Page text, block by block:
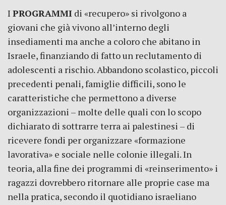
I PROGRAMMI di «recupero» si rivolgono a
giovani che già vivono all’interno degli
insediamenti ma anche a coloro che abitano in
Israele, finanziando di fatto un reclutamento di
adolescenti a rischio. Abbandono scolastico, piccoli
precedenti penali, famiglie difficili, sono le
caratteristiche che permettono a diverse
organizzazioni – molte delle quali con lo scopo
dichiarato di sottrarre terra ai palestinesi – di
ricevere fondi per organizzare «formazione
lavorativa» e sociale nelle colonie illegali. In
teoria, alla fine dei programmi di «reinserimento» i
ragazzi dovrebbero ritornare alle proprie case ma
nella pratica, secondo il quotidiano israeliano